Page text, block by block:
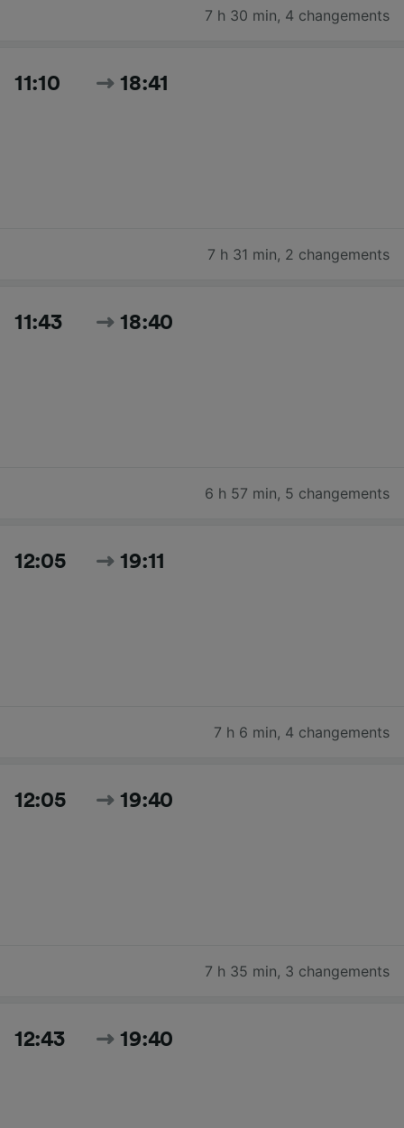
7 h 30 min, 4 changements
11:10 18:41
7 h 31 min, 2 changements
11:43 18:40
6 h 57 min, 5 changements
12:05 19:11
7 h 6 min, 4 changements
12:05 19:40
7 h 35 min, 3 changements
12:43 19:40